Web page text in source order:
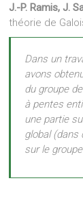
J.-P. Ramis, J.
théorie de
Dans un
avons
du groupe
à pentes
une partie
global (dans
sur le